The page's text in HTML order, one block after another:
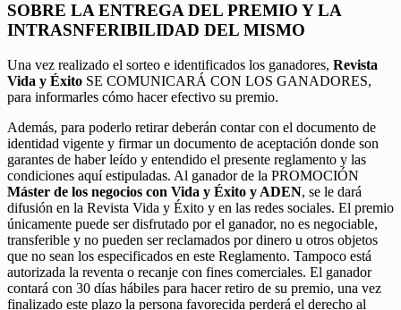
SOBRE LA ENTREGA DEL PREMIO Y LA
INTRASNFERIBILIDAD DEL MISMO
Una vez realizado el sorteo e identificados los ganadores, Revista
Vida y Éxito SE COMUNICARÁ CON LOS GANADORES,
para informarles cómo hacer efectivo su premio.
Además, para poderlo retirar deberán contar con el documento de
identidad vigente y firmar un documento de aceptación donde son
garantes de haber leído y entendido el presente reglamento y las
condiciones aquí estipuladas. Al ganador de la PROMOCIÓN
Máster de los negocios con Vida y Éxito y ADEN, se le dará
difusión en la Revista Vida y Éxito y en las redes sociales. El premio
únicamente puede ser disfrutado por el ganador, no es negociable,
transferible y no pueden ser reclamados por dinero u otros objetos
que no sean los especificados en este Reglamento. Tampoco está
autorizada la reventa o recanje con fines comerciales. El ganador
contará con 30 días hábiles para hacer retiro de su premio, una vez
finalizado este plazo la persona favorecida perderá el derecho al